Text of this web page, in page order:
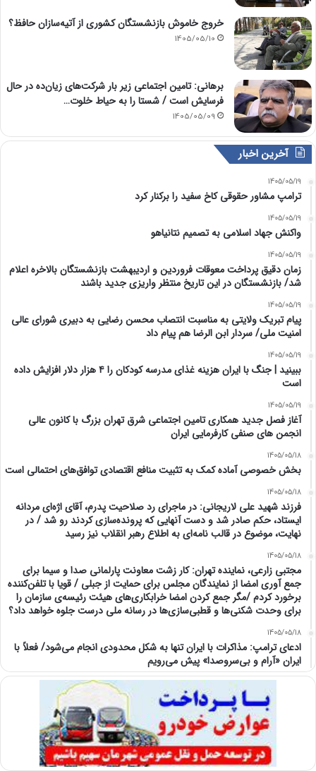
خروج خاموش بازنشستگان کشوری از آتیه‌سازان حافظ؟
1405/05/10
برهانی: تامین اجتماعی زیر بار شرکت‌های زیان‌ده در حال
فرسایش است / شستا را به حیاط خلوت…
1405/05/09
آخرین اخبار
1405/05/19
ترامپ مشاور حقوقی کاخ سفید را برکنار کرد
1405/05/19
واکنش جهاد اسلامی به تصمیم نتانیاهو
1405/05/19
زمان دقیق پرداخت معوقات فروردین و اردیبهشت بازنشستگان بالاخره اعلام
شد/ بازنشستگان در این تاریخ منتظر واریزی جدید باشند
1405/05/19
پیام تبریک ولایتی به مناسبت انتصاب محسن رضایی به دبیری شورای عالی
امنیت ملی/ سردار ابن الرضا هم پیام داد
1405/05/19
ببینید | جنگ با ایران هزینه غذای مدرسه کودکان را ۴ هزار دلار افزایش داده
است
1405/05/19
آغاز فصل جدید همکاری تامین اجتماعی شرق تهران بزرگ با کانون عالی
انجمن های صنفی کارفرمایی ایران
1405/05/18
بخش خصوصی آماده کمک به تثبیت منافع اقتصادی توافق‌های احتمالی است
1405/05/18
فرزند شهید علی لاریجانی: در ماجرای رد صلاحیت پدرم، آقای اژه‌ای مردانه
ایستاد، حکم صادر شد و دست آنهایی که پرونده‌سازی کردند رو شد / در
نهایت، موضوع در قالب نامه‌ای به اطلاع رهبر انقلاب نیز رسید
1405/05/18
مجتبی زارعی، نماینده تهران: کار زشت معاونت پارلمانی صدا و سیما برای
جمع آوری امضا از نمایندگان مجلس برای حمایت از جبلی / قویا با تلفن‌کننده
برخورد کردم /مگر جمع کردن امضا خرابکاری‌های هیئت رئیسه‌ی سازمان را
برای وحدت شکنی‌ها و قطبی‌سازی‌ها در رسانه ملی درست جلوه خواهد داد؟
1405/05/18
ادعای ترامپ: مذاکرات با ایران تنها به شکل محدودی انجام می‌شود/ فعلاً با
ایران «آرام و بی‌سروصدا» پیش می‌رویم